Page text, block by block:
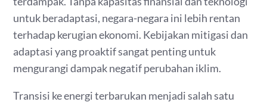
untuk beradaptasi, negara-negara ini lebih rentan
terhadap kerugian ekonomi. Kebijakan mitigasi dan
adaptasi yang proaktif sangat penting untuk
mengurangi dampak negatif perubahan iklim.
Transisi ke energi terbarukan menjadi salah satu